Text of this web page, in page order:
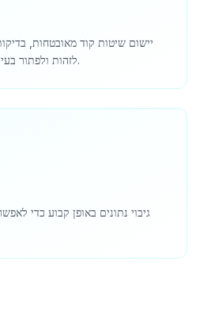
יישום שיטות קוד מאובטחות,
לזהות ולפתור בעיות אבטחה באפליקציות שלנו.
גיבוי נתונים באופן קבוע כדי